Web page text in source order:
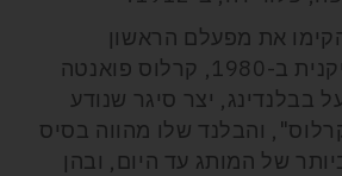
את מפעלם הראשון
ברפובליקה הדומיניקנית ב-1980, קרלוס פואנטה
בבלנדינג, יצר סיגר שנודע
והבלנד שלו מהווה בסיס
של המותג עד היום, ובהן